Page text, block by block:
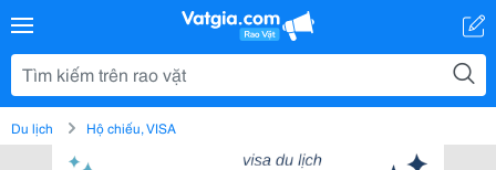
Du lịch Hộ chiếu, VISA